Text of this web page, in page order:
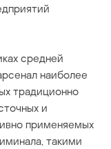
средней
наиболее
традиционно
и
применяемых
такими